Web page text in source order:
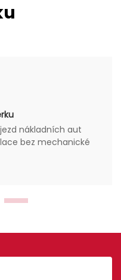
nákladních aut
bez mechanické